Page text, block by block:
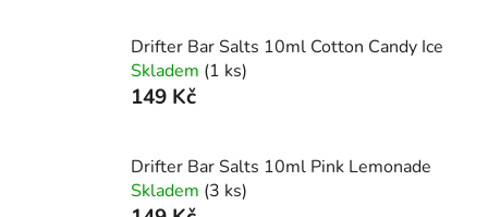
Drifter Bar Salts 10ml Cotton Candy Ice
Skladem (1 ks)
149 Kč
Drifter Bar Salts 10ml Pink Lemonade
Skladem (3 ks)